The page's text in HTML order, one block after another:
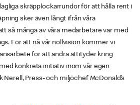
skräpplockarrundor för att hålla rent i
sker även långt ifrån våra
så många av våra medarbetare var med
För att nå vår nollvision kommer vi
för att ändra attityder kring
konkreta initiativ inom vår egen
Nerell, Press- och miljöchef McDonald’s